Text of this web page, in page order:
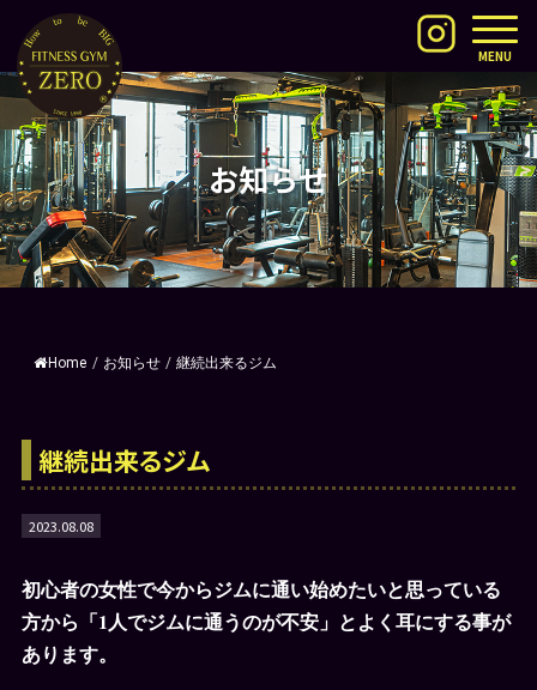
MENU
お知らせ
Home / お知らせ / 継続出来るジム
継続出来るジム
2023.08.08
初心者の女性で今からジムに通い始めたいと思っている
方から「1人でジムに通うのが不安」とよく耳にする事が
あります。